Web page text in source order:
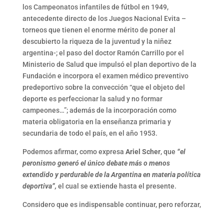
los Campeonatos infantiles de fútbol en 1949,
antecedente directo de los Juegos Nacional Evita –
torneos que tienen el enorme mérito de poner al
descubierto la riqueza de la juventud y la niñez
argentina-; el paso del doctor Ramón Carrillo por el
Ministerio de Salud que impulsó el plan deportivo de la
Fundación e incorpora el examen médico preventivo
predeportivo sobre la convección “que el objeto del
deporte es perfeccionar la salud y no formar
campeones…”; además de la incorporación como
materia obligatoria en la enseñanza primaria y
secundaria de todo el país, en el año 1953.
Podemos afirmar, como expresa Ariel Scher, que “el
peronismo generó el único debate más o menos
extendido y perdurable de la Argentina en materia política
deportiva”, el cual se extiende hasta el presente.
Considero que es indispensable continuar, pero reforzar,